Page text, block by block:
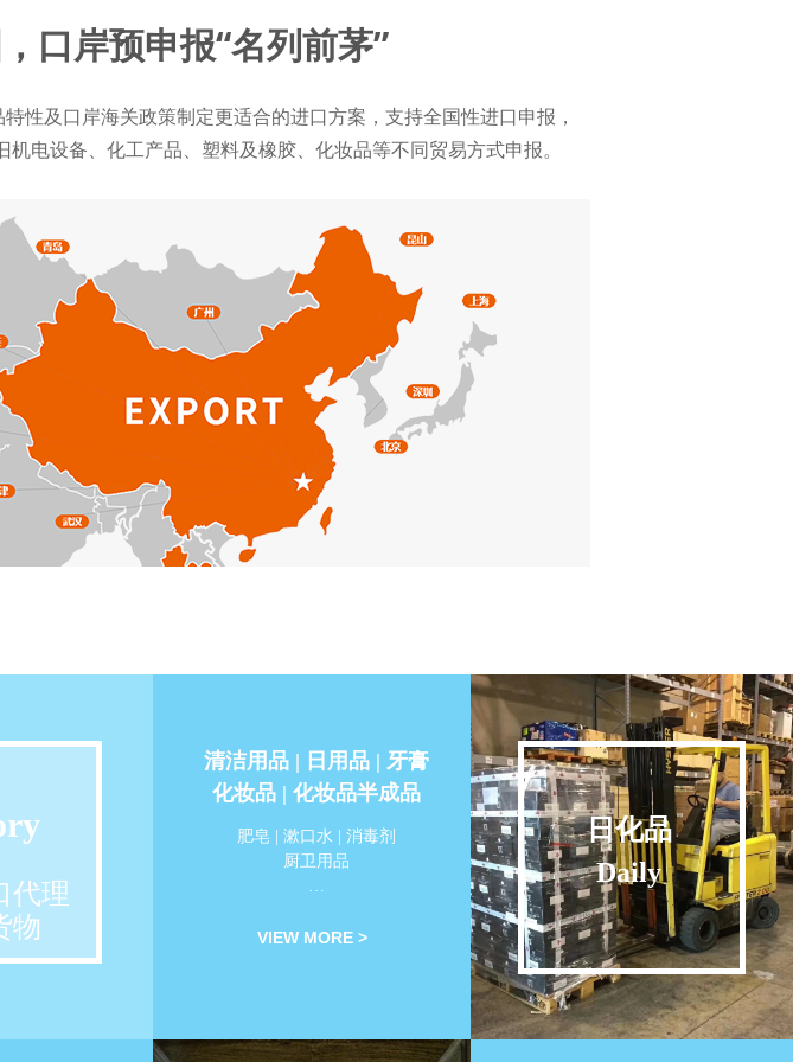
性及口岸海关政策制定更适合的进口方案，支持全国性进口申报，
电设备、化工产品、塑料及橡胶、化妆品等不同贸易方式申报。
口岸预申报“名列前茅”
代理
物
清洁用品 | 日用品 | 牙膏
化妆品 | 化妆品半成品
肥皂 | 漱口水 | 消毒剂
厨卫用品
…
VIEW MORE >
日化品
Daily